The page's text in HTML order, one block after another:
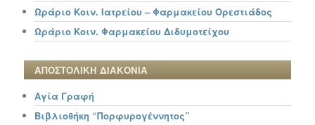
Ωράριο Κοιν. Ιατρείου – Φαρμακείου Ορεστιάδος
Ωράριο Κοιν. Φαρμακείου Διδυμοτείχου
ΑΠΟΣΤΟΛΙΚΗ ΔΙΑΚΟΝΙΑ
Αγία Γραφή
Βιβλιοθήκη “Πορφυρογέννητος”